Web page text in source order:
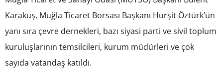
Karakuş, Muğla Ticaret Borsası Başkanı Hurşit Öztürk’ün
yanı sıra çevre dernekleri, bazı siyasi parti ve sivil toplum
kuruluşlarının temsilcileri, kurum müdürleri ve çok
sayıda vatandaş katıldı.